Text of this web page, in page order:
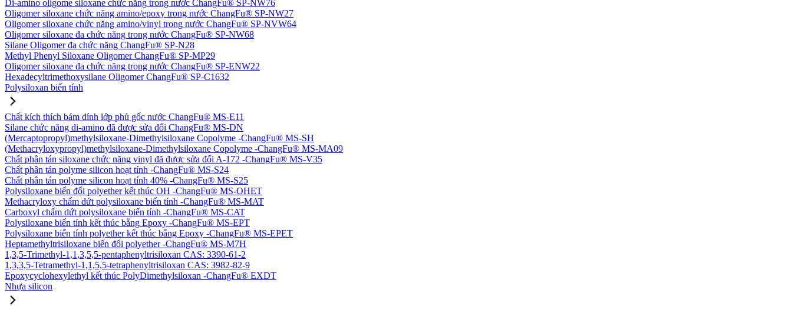
Di-amino oligome siloxane chức năng trong nước ChangFu® SP-NW76
Oligomer siloxane chức năng amino/epoxy trong nước ChangFu® SP-NW27
Oligomer siloxane chức năng amino/vinyl trong nước ChangFu® SP-NVW64
Oligomer siloxane đa chức năng trong nước ChangFu® SP-NW68
Silane Oligomer đa chức năng ChangFu® SP-N28
Methyl Phenyl Siloxane Oligomer ChangFu® SP-MP29
Oligomer siloxane đa chức năng trong nước ChangFu® SP-ENW22
Hexadecyltrimethoxysilane Oligomer ChangFu® SP-C1632
Polysiloxan biến tính
Chất kích thích bám dính lớp phủ gốc nước ChangFu® MS-E11
Silane chức năng di-amino đã được sửa đổi ChangFu® MS-DN
(Mercaptopropyl)methylsiloxane-Dimethylsiloxane Copolyme -ChangFu® MS-SH
(Methacryloxypropyl)methylsiloxane-Dimethylsiloxane Copolyme -ChangFu® MS-MA09
Chất phân tán siloxane chức năng vinyl đã được sửa đổi A-172 -ChangFu® MS-V35
Chất phân tán polyme silicon hoạt tính -ChangFu® MS-S24
Chất phân tán polyme silicon hoạt tính 40% -ChangFu® MS-S25
Polysiloxane biến đổi polyether kết thúc OH -ChangFu® MS-OHET
Methacryloxy chấm dứt polysiloxane biến tính -ChangFu® MS-MAT
Carboxyl chấm dứt polysiloxane biến tính -ChangFu® MS-CAT
Polysiloxane biến tính kết thúc bằng Epoxy -ChangFu® MS-EPT
Polysiloxane biến tính polyether kết thúc bằng Epoxy -ChangFu® MS-EPET
Heptamethyltrisiloxane biến đổi polyether -ChangFu® MS-M7H
1,3,5-Trimethyl-1,1,3,5,5-pentaphenyltrisiloxan CAS: 3390-61-2
1,3,3,5-Tetramethyl-1,1,5,5-tetraphenyltrisiloxan CAS: 3982-82-9
Epoxycyclohexylethyl kết thúc PolyDimethylsiloxan -ChangFu® EXDT
Nhựa silicon